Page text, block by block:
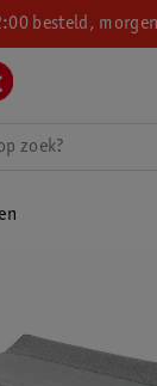
besteld,